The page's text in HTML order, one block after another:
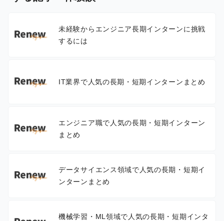
未経験からエンジニア長期インターンに挑戦
するには
IT業界で人気の長期・短期インターンまとめ
エンジニア職で人気の長期・短期インターン
まとめ
データサイエンス領域で人気の長期・短期イ
ンターンまとめ
機械学習・ML領域で人気の長期・短期インタ